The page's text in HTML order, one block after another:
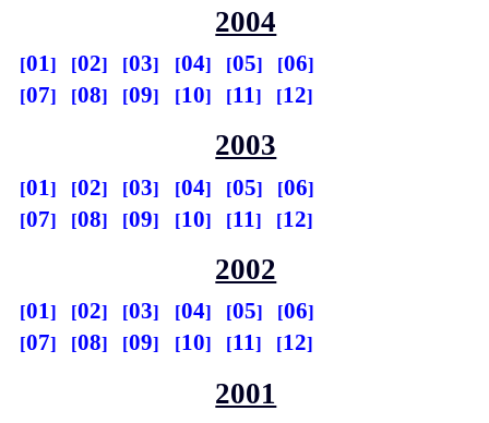
2004
01 02 03 04 05
06
07
08 09 10 11 12
2003
01 02 03 04 05
06
07
08 09 10 11 12
2002
01 02 03 04 05
06
07
08 09 10 11 12
2001